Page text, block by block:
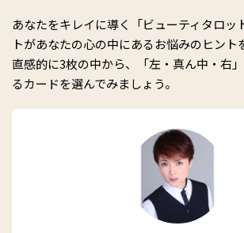
あなたをキレイに導く「ビューティタロッ
トがあなたの心の中にあるお悩みのヒント
直感的に3枚の中から、「左・真ん中・右
るカードを選んでみましょう。